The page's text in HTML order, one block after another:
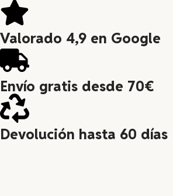
Valorado 4,9 en Google
Envío gratis desde 70€
Devolución hasta 60 días